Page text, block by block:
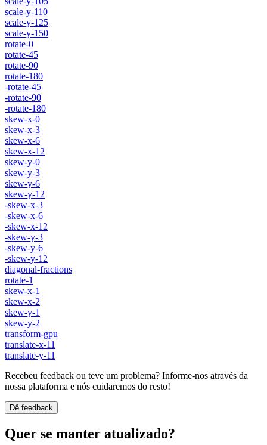
scale-y-110
scale-y-125
scale-y-150
rotate-0
rotate-45
rotate-90
rotate-180
-rotate-45
-rotate-90
-rotate-180
skew-x-0
skew-x-3
skew-x-6
skew-x-12
skew-y-0
skew-y-3
skew-y-6
skew-y-12
-skew-x-3
-skew-x-6
-skew-x-12
-skew-y-3
-skew-y-6
-skew-y-12
diagonal-fractions
rotate-1
skew-x-1
skew-x-2
skew-y-1
skew-y-2
transform-gpu
translate-x-11
translate-y-11
Recebeu feedback ou teve um problema? Informe-nos através da
nossa plataforma e nós cuidaremos do resto!
Dê feedback
Quer se manter atualizado?